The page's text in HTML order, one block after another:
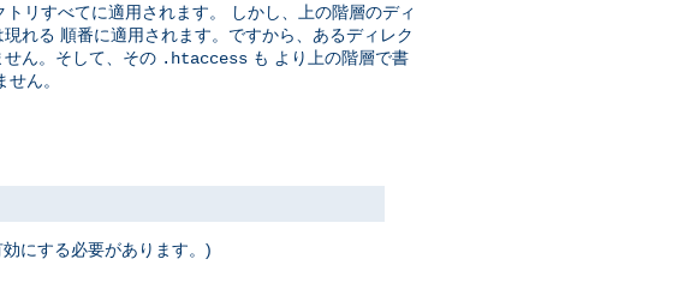
リすべてに適用されます。 しかし、上の階層のディ
れる 順番に適用されます。ですから、あるディレク
ん。そして、その .htaccess も より上の階層で書
ん。
にする必要があります。)